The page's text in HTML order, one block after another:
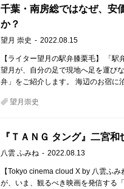
千葉・南房総ではなぜ、安
か？
望月 崇史 2022.08.15
【ライター望月の駅弁膝栗毛】 「
望月が、自分の足で現地へ足を運び
弁」をご紹介します。 海辺のお宿
望月崇史
『ＴＡＮＧ タング』二宮
八雲 ふみね 2022.08.13
【Tokyo cinema cloud X by 八雲ふ
が、いま、観るべき映画を発信する